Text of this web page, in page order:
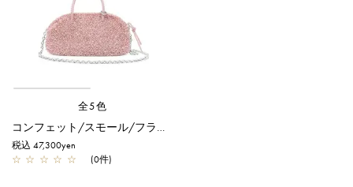
全5色
コンフェット/スモール/フラミンゴ
税込 47,300yen
☆ ☆ ☆ ☆ ☆ (0件)